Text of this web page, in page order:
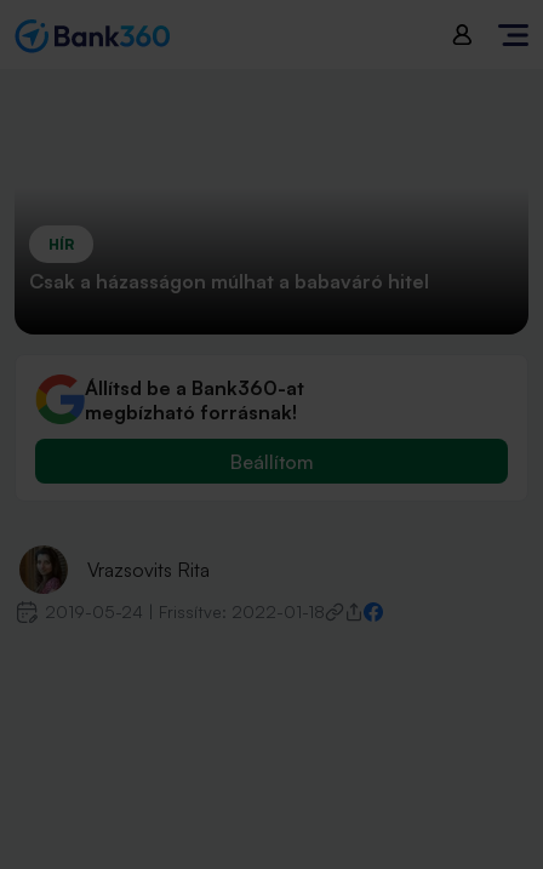
HÍR
Csak a házasságon múlhat a babaváró hitel
Állítsd be a Bank360-at
megbízható forrásnak!
Beállítom
Vrazsovits Rita
2019-05-24 Frissítve: 2022-01-18